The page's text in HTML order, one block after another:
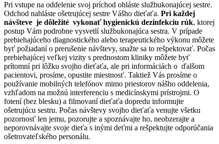
Pri vstupe na oddelenie svoj príchod ohláste službukonajúcej sestre.
Odchod nahláste ošetrujúcej sestre Vášho dieťaťa. Pri každej
návšteve je dôležité vykonať hygienickú dezinfekciu rúk, ktorej
postup Vám podrobne vysvetlí službukonajúca sestra. V prípade
prebiehajúceho diagnostického alebo terapeutického výkonu môžete
byť požiadaní o prerušenie návštevy, snažte sa to rešpektovať. Počas
prebiehajúcej veľkej vizity s prednostom kliniky môžete byť
prítomní pri lôžku svojho dieťaťa, ale pri informáciách o ďalšom
pacientovi, prosíme, opustite miestnosť. Taktiež Vás prosíme o
používanie mobilných telefónov mimo priestorov nášho oddelenia,
vzhľadom na možnú interferenciu s medicínskymi prístrojmi. O
fotení (bez blesku) a filmovaní dieťaťa dopredu informujte
ošetrujúcu sestru. Počas návštevy svojho dieťaťa venujte všetku
pozornosť len jemu, pozorujte a spoznávajte ho, neobzerajte a
neporovnávajte svoje dieťa s inými deťmi a rešpektujte odporúčania
ošetrovateľského personálu.